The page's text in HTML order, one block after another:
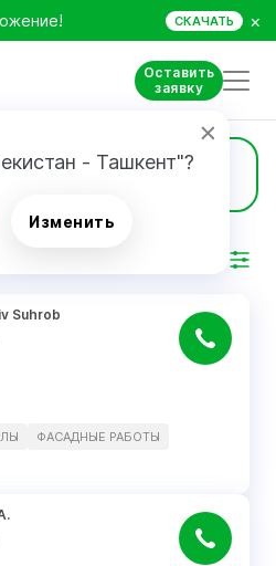
СКАЧАТЬ ×
Оставить
заявку
- Ташкент"?
Изменить
16
Suhrob
ФАСАДНЫЕ РАБОТЫ